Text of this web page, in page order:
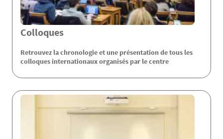
Colloques
Retrouvez la chronologie et une présentation de tous les
colloques internationaux organisés par le centre